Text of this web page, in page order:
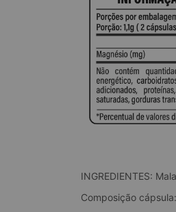
INGREDIENTES:
Composição